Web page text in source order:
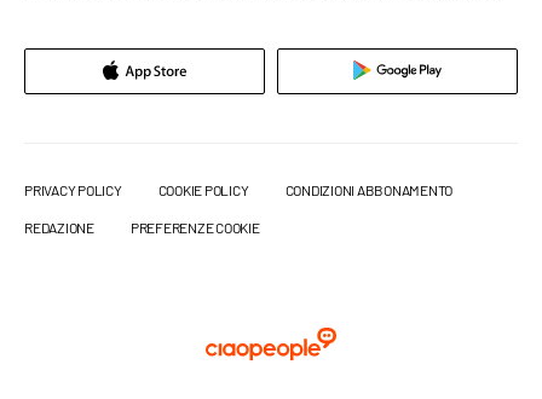
PRIVACY POLICY COOKIE POLICY CONDIZIONI ABBONAMENTO
REDAZIONE PREFERENZE COOKIE